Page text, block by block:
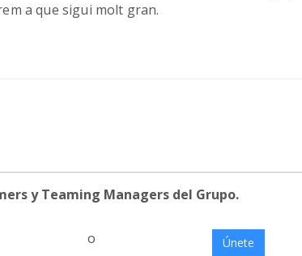
a que sigui molt gran.
y Teaming Managers del Grupo.
o Únete